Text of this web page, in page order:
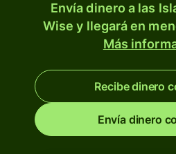
Envía dinero a las
Wise y llegará en
Más
Recibe dinero
Envía dinero